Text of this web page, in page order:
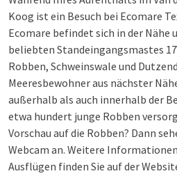
Koog ist ein Besuch bei Ecomare
Ecomare befindet sich in der Nähe
beliebten Standeingangsmastes
Robben, Schweinswale und
Meeresbewohner aus nächster
außerhalb als auch innerhalb der
etwa hundert junge Robben
Vorschau auf die Robben? Dann
Webcam an. Weitere
Ausflügen finden Sie auf der